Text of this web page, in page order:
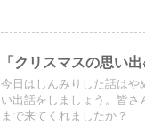
「クリスマスの思い出
今日はしんみりした話はや
い出話をしましょう。皆さ
まで来てくれましたか？